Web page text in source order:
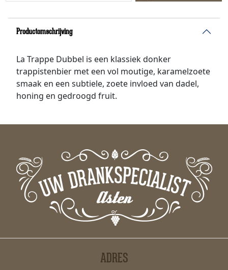
Productomschrijving
La Trappe Dubbel is een klassiek donker
trappistenbier met een vol moutige, karamelzoete
smaak en een subtiele, zoete invloed van dadel,
honing en gedroogd fruit.
ADRES